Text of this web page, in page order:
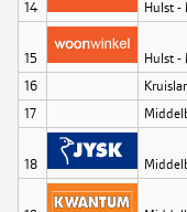
14 Hulst -
15
Hulst -
16
17
18